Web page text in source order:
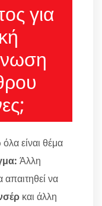
για
είναι θέμα
Άλλη
να
και άλλη